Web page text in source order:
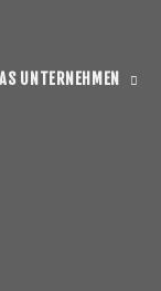
UNTERNEHMEN